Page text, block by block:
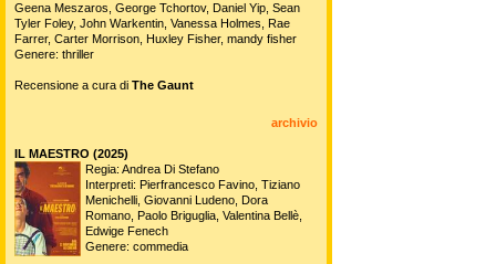
Geena Meszaros, George Tchortov, Daniel Yip, Sean
Tyler Foley, John Warkentin, Vanessa Holmes, Rae
Farrer, Carter Morrison, Huxley Fisher, mandy fisher
Genere: thriller
Recensione a cura di The Gaunt
archivio
IL MAESTRO (2025)
Regia: Andrea Di Stefano
Interpreti: Pierfrancesco Favino, Tiziano
Menichelli, Giovanni Ludeno, Dora
Romano, Paolo Briguglia, Valentina Bellè,
Edwige Fenech
Genere: commedia